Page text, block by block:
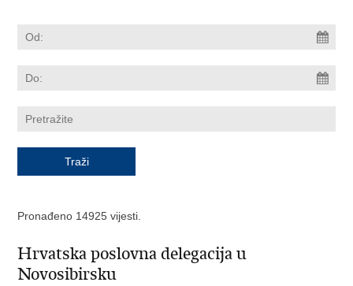
Pronađeno 14925 vijesti.
Hrvatska poslovna delegacija u
Novosibirsku